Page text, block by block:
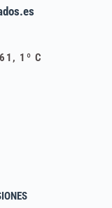
1º C